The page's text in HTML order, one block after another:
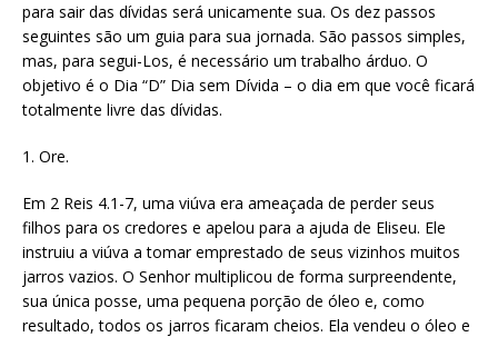
para sair das dívidas será unicamente sua. Os dez passos
seguintes são um guia para sua jornada. São passos simples,
mas, para segui-Los, é necessário um trabalho árduo. O
objetivo é o Dia “D” Dia sem Dívida – o dia em que você ficará
totalmente livre das dívidas.
1. Ore.
Em 2 Reis 4.1-7, uma viúva era ameaçada de perder seus
filhos para os credores e apelou para a ajuda de Eliseu. Ele
instruiu a viúva a tomar emprestado de seus vizinhos muitos
jarros vazios. O Senhor multiplicou de forma surpreendente,
sua única posse, uma pequena porção de óleo e, como
resultado, todos os jarros ficaram cheios. Ela vendeu o óleo e